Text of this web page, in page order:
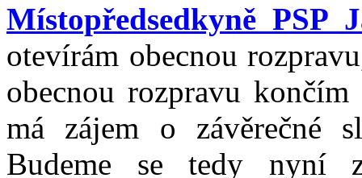
Místopředsedkyně PSP
otevírám obecnou
obecnou rozpravu
má zájem o závěrečné
Budeme se tedy nyní